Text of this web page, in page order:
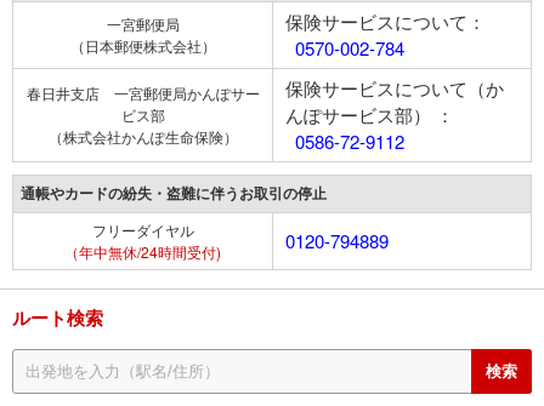
一宮郵便局
（日本郵便株式会社）
保険サービスについて：
0570-002-784
春日井支店 一宮郵便局かんぽサー
ビス部
（株式会社かんぽ生命保険）
保険サービスについて（か
んぽサービス部） ：
0586-72-9112
通帳やカードの紛失・盗難に伴うお取引の停止
フリーダイヤル
（年中無休/24時間受付)
0120-794889
ルート検索